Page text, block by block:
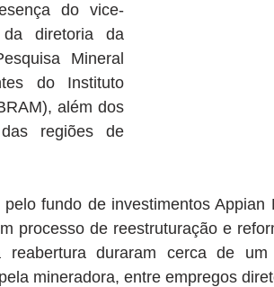
do vice-
diretoria da
Mineral
do Instituto
além dos
regiões de
fundo de investimentos
processo de reestruturação e
duraram cerca de
mineradora, entre empregos